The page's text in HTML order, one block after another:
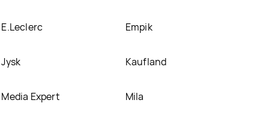
E.Leclerc Empik
Jysk Kaufland
Media Expert Mila